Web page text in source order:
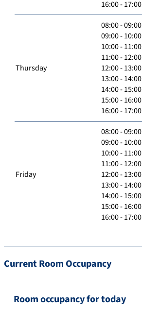
16:00 - 17:00
Thursday
08:00 - 09:00
09:00 - 10:00
10:00 - 11:00
11:00 - 12:00
12:00 - 13:00
13:00 - 14:00
14:00 - 15:00
15:00 - 16:00
16:00 - 17:00
Friday
08:00 - 09:00
09:00 - 10:00
10:00 - 11:00
11:00 - 12:00
12:00 - 13:00
13:00 - 14:00
14:00 - 15:00
15:00 - 16:00
16:00 - 17:00
Current Room Occupancy
Room occupancy for today